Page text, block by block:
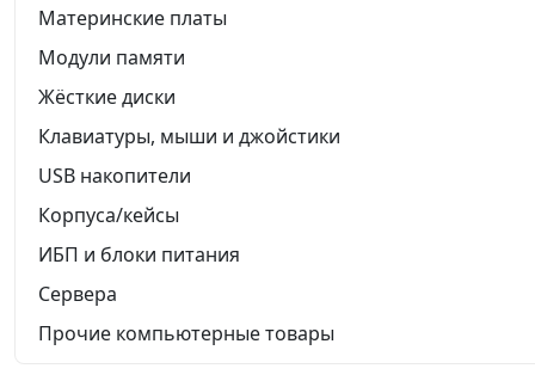
Материнские платы
Модули памяти
Жёсткие диски
Клавиатуры, мыши и джойстики
USB накопители
Корпуса/кейсы
ИБП и блоки питания
Сервера
Прочие компьютерные товары